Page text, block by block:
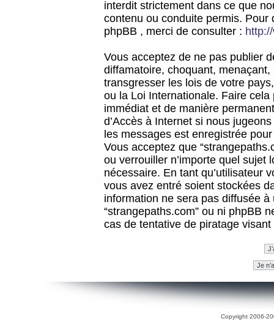
interdit strictement dans ce que
contenu ou conduite permis.
phpBB , merci de consulter :
Vous acceptez de ne pas publier
diffamatoire, choquant,
transgresser les lois de votre
ou la Loi Internationale. Faire
immédiat et de manière
d’Accès à Internet si nous
les messages est enregistrée
Vous acceptez que
ou verrouiller n’importe quel sujet
nécessaire. En tant qu’utilisateur
vous avez entré soient stockées
information ne sera pas diffusée
“strangepaths.com” ou ni phpBB
cas de tentative de piratage
Copyright 2006-